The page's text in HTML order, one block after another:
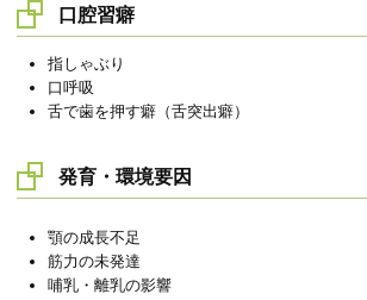
口腔習癖
指しゃぶり
口呼吸
舌で歯を押す癖（舌突出癖）
発育・環境要因
顎の成長不足
筋力の未発達
哺乳・離乳の影響